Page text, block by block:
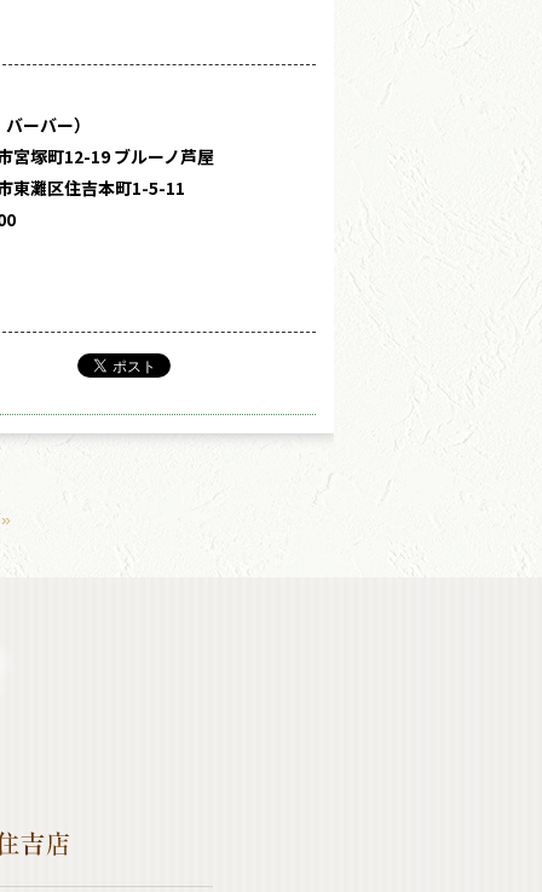
ーバー）
塚町12-19 ブルーノ芦屋
灘区住吉本町1-5-11